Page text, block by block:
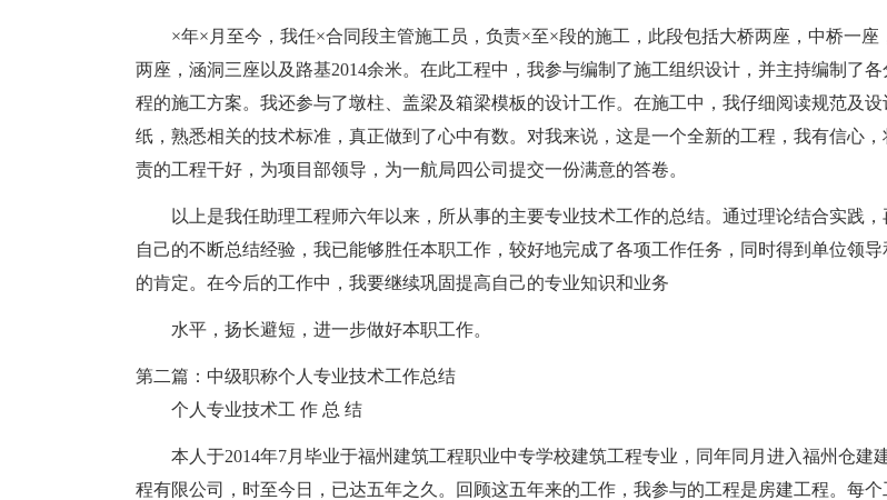
×年×月至今，我任×合同段主管施工员，负责×至×段的施工，此段包括大桥两座，中桥一座
两座，涵洞三座以及路基2014余米。在此工程中，我参与编制了施工组织设计，并主持编制了各
程的施工方案。我还参与了墩柱、盖梁及箱梁模板的设计工作。在施工中，我仔细阅读规范及设
纸，熟悉相关的技术标准，真正做到了心中有数。对我来说，这是一个全新的工程，我有信心，
责的工程干好，为项目部领导，为一航局四公司提交一份满意的答卷。
以上是我任助理工程师六年以来，所从事的主要专业技术工作的总结。通过理论结合实践，
自己的不断总结经验，我已能够胜任本职工作，较好地完成了各项工作任务，同时得到单位领导
的肯定。在今后的工作中，我要继续巩固提高自己的专业知识和业务
水平，扬长避短，进一步做好本职工作。
第二篇：中级职称个人专业技术工作总结
个人专业技术工 作 总 结
本人于2014年7月毕业于福州建筑工程职业中专学校建筑工程专业，同年同月进入福州仓建
程有限公司，时至今日，已达五年之久。回顾这五年来的工作，我参与的工程是房建工程。每个